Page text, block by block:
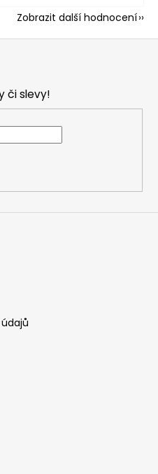
Zobrazit další hodnocení
či slevy!